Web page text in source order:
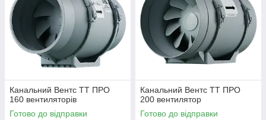
Канальний Вентс ТТ ПРО
160 вентиляторів
Готово до відправки
Канальний Вентс ТТ ПРО
200 вентилятор
Готово до відправки